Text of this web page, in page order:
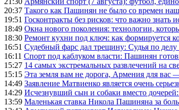
20:37 Такого как Пашинян не было со времен
19:51 Госконтракты без рисков: что важно знать
18:49 Окна нового поколения: технологии,
18:30 Ремонт кухни под ключ: как формируется
16:51 Судебный фарс дал трещину: Судья по
16:11 Спорт под каблуком власти: Пашинян
15:27 14 самых экстремальных развлечений на
15:15 Эта земля вам не дорога, Армения для вас
14:49 Заявление Матвиенко является очень
14:29 Исчезнувший сын и собаки вместо
13:59 Маленькая ставка Никола Пашиняна за